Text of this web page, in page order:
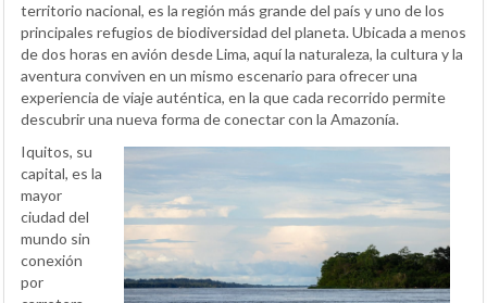
territorio nacional, es la región más grande del país y uno de los
principales refugios de biodiversidad del planeta. Ubicada a menos
de dos horas en avión desde Lima, aquí la naturaleza, la cultura y la
aventura conviven en un mismo escenario para ofrecer una
experiencia de viaje auténtica, en la que cada recorrido permite
descubrir una nueva forma de conectar con la Amazonía.
Iquitos, su
capital, es la
mayor
ciudad del
mundo sin
conexión
por